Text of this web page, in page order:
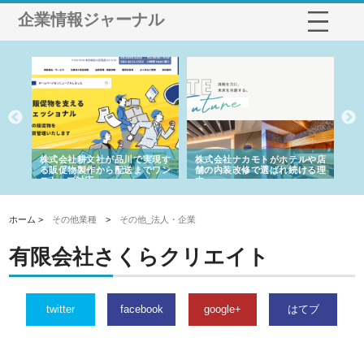
企業情報ジャーナル
株式会社耕文社が品川で実現す
る販促物製作から配送までワン
ストップ対応
株式会社ナカモトがホテルや店
舗の内装改修で選ばれ続ける理
由
ホーム > その他業種 > その他_法人・企業
有限会社さくらクリエイト
twitter facebook google+ はてブ